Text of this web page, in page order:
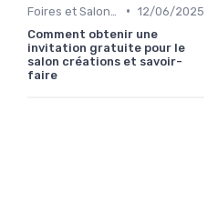
• 12/06/2025
Comment obtenir une
invitation gratuite pour le
salon créations et savoir-
faire